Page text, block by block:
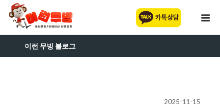
이런 무빙 블로그
2025-11-15